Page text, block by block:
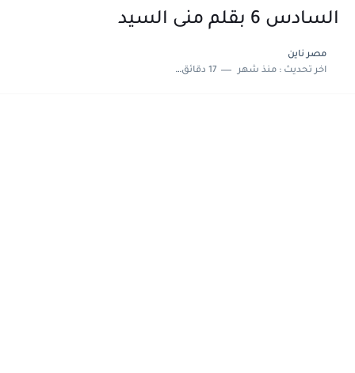
السادس 6 بقلم منى السيد
مصر ناين
اخر تحديث :منذ شهر 17 دقائق للقراءة